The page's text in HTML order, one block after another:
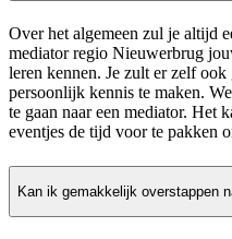
Over het algemeen zul je altijd
mediator regio Nieuwerbrug
leren kennen. Je zult er zelf ook
persoonlijk kennis te maken.
te gaan naar een mediator. Het
eventjes de tijd voor te pakken
Kan ik gemakkelijk overstappen